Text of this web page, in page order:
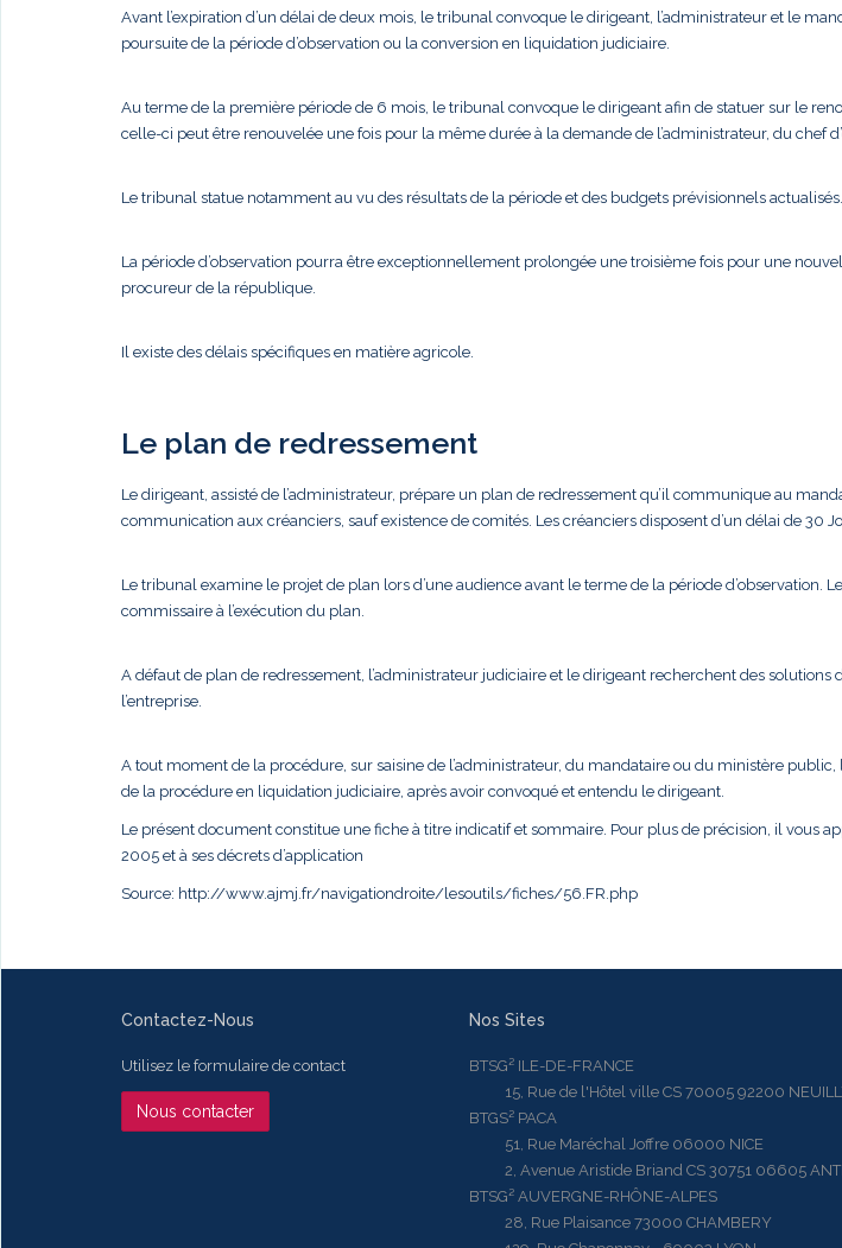
Avant l’expiration d’un délai de deux mois, le tribunal convoque le dirigeant, l’administrateur et le
poursuite de la période d’observation ou la conversion en liquidation judiciaire.
Au terme de la première période de 6 mois, le tribunal convoque le dirigeant afin de statuer sur le
celle-ci peut être renouvelée une fois pour la même durée à la demande de l’administrateur, du chef
Le tribunal statue notamment au vu des résultats de la période et des budgets prévisionnels actualisés.
La période d’observation pourra être exceptionnellement prolongée une troisième fois pour une
procureur de la république.
Il existe des délais spécifiques en matière agricole.
Le plan de redressement
Le dirigeant, assisté de l’administrateur, prépare un plan de redressement qu’il communique au
communication aux créanciers, sauf existence de comités. Les créanciers disposent d’un délai de 30
Le tribunal examine le projet de plan lors d’une audience avant le terme de la période d’observation.
commissaire à l’exécution du plan.
A défaut de plan de redressement, l’administrateur judiciaire et le dirigeant recherchent des solutions
l’entreprise.
A tout moment de la procédure, sur saisine de l’administrateur, du mandataire ou du ministère
de la procédure en liquidation judiciaire, après avoir convoqué et entendu le dirigeant.
Le présent document constitue une fiche à titre indicatif et sommaire. Pour plus de précision, il vous
2005 et à ses décrets d’application
Source: http://www.ajmj.fr/navigationdroite/lesoutils/fiches/56.FR.php
Contactez-Nous
Utilisez le formulaire de contact
Nous contacter
Nos Sites
BTSG² ILE-DE-FRANCE
15, Rue de l'Hôtel ville CS 70005 92200
BTGS² PACA
51, Rue Maréchal Joffre 06000 NICE
2, Avenue Aristide Briand CS 30751 06605
BTSG² AUVERGNE-RHÔNE-ALPES
28, Rue Plaisance 73000 CHAMBERY